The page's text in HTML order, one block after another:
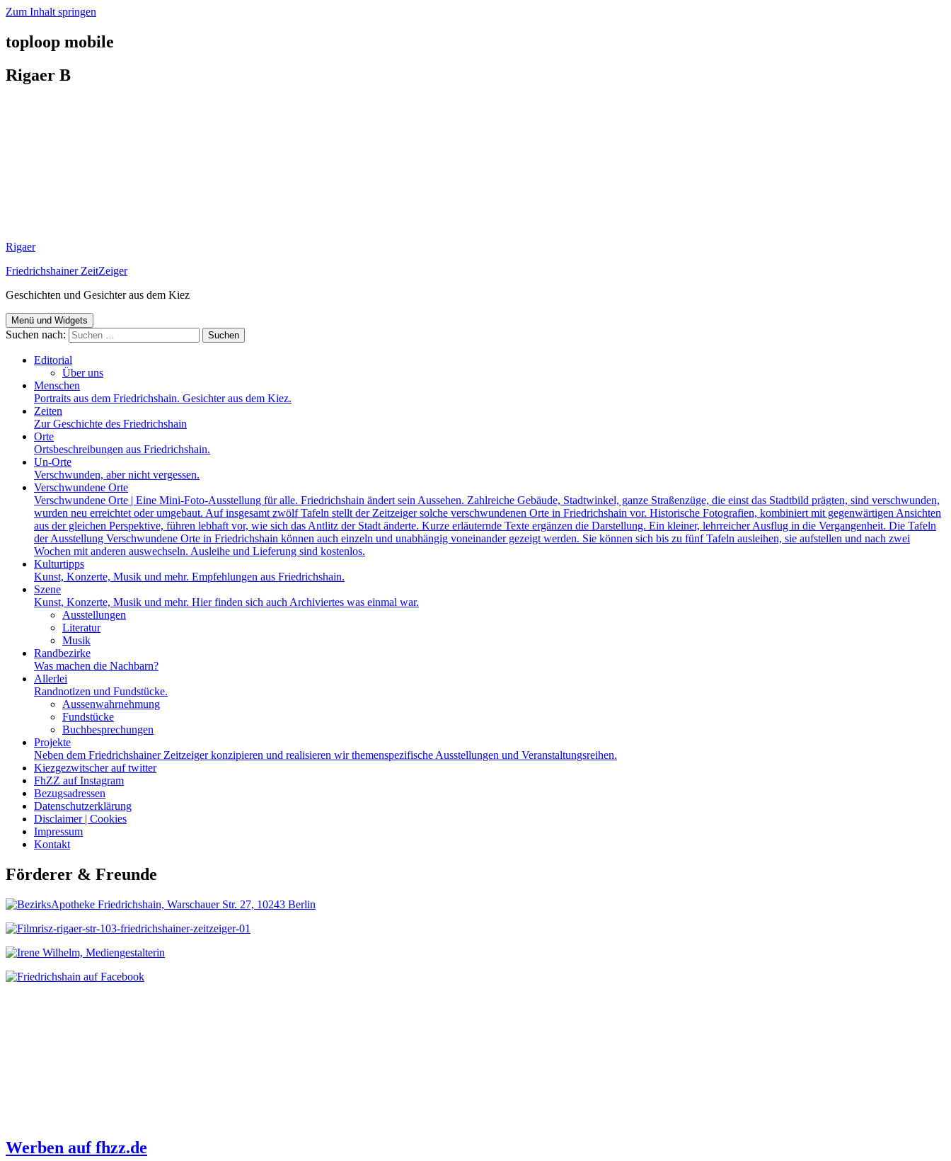
Zum Inhalt springen
toploop mobile
Rigaer B
Rigaer
Friedrichshainer ZeitZeiger
Geschichten und Gesichter aus dem Kiez
Menü und Widgets
Suchen nach:
Editorial
Über uns
Menschen
Portraits aus dem Friedrichshain. Gesichter aus dem Kiez.
Zeiten
Zur Geschichte des Friedrichshain
Orte
Ortsbeschreibungen aus Friedrichshain.
Un-Orte
Verschwunden, aber nicht vergessen.
Verschwundene Orte
Verschwundene Orte | Eine Mini-Foto-Ausstellung für alle. Friedrichshain ändert sein Aussehen. Zahlreiche Gebäude, Stadtwinkel, ganze Straßenzüge, die einst das Stadtbild prägten, sind verschwunden,
wurden neu erreichtet oder umgebaut. Auf insgesamt zwölf Tafeln stellt der Zeitzeiger solche verschwundenen Orte in Friedrichshain vor. Historische Fotografien, kombiniert mit gegenwärtigen Ansichten
aus der gleichen Perspektive, führen lebhaft vor, wie sich das Antlitz der Stadt änderte. Kurze erläuternde Texte ergänzen die Darstellung. Ein kleiner, lehrreicher Ausflug in die Vergangenheit. Die Tafeln
der Ausstellung Verschwundene Orte in Friedrichshain können auch einzeln und unabhängig voneinander gezeigt werden. Sie können sich bis zu fünf Tafeln ausleihen, sie aufstellen und nach zwei
Wochen mit anderen auswechseln. Ausleihe und Lieferung sind kostenlos.
Kulturtipps
Kunst, Konzerte, Musik und mehr. Empfehlungen aus Friedrichshain.
Szene
Kunst, Konzerte, Musik und mehr. Hier finden sich auch Archiviertes was einmal war.
Ausstellungen
Literatur
Musik
Randbezirke
Was machen die Nachbarn?
Allerlei
Randnotizen und Fundstücke.
Aussenwahrnehmung
Fundstücke
Buchbesprechungen
Projekte
Neben dem Friedrichshainer Zeitzeiger konzipieren und realisieren wir themenspezifische Ausstellungen und Veranstaltungsreihen.
Kiezgezwitscher auf twitter
FhZZ auf Instagram
Bezugsadressen
Datenschutzerklärung
Disclaimer | Cookies
Impressum
Kontakt
Förderer & Freunde
Werben auf fhzz.de